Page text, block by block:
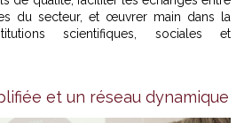
du secteur, et œuvrer main dans la
scientifiques, sociales et
et un réseau dynamique